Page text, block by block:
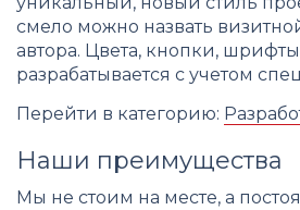
смело можно назвать
автора. Цвета, кнопки, шрифты
разрабатывается с учетом
Перейти в категорию:
Наши преимущества
Мы не стоим на месте, а